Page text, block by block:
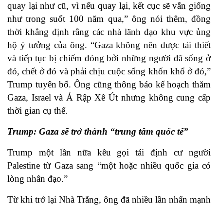
quay lại như cũ, vì nếu quay lại, kết cục sẽ vẫn giống
như trong suốt 100 năm qua,” ông nói thêm, đồng
thời khẳng định rằng các nhà lãnh đạo khu vực ủng
hộ ý tưởng của ông. “Gaza không nên được tái thiết
và tiếp tục bị chiếm đóng bởi những người đã sống ở
đó, chết ở đó và phải chịu cuộc sống khốn khổ ở đó,”
Trump tuyên bố. Ông cũng thông báo kế hoạch thăm
Gaza, Israel và Ả Rập Xê Út nhưng không cung cấp
thời gian cụ thể.
Trump: Gaza sẽ trở thành “trung tâm quốc tế”
Trump một lần nữa kêu gọi tái định cư người
Palestine từ Gaza sang “một hoặc nhiều quốc gia có
lòng nhân đạo.”
Từ khi trở lại Nhà Trắng, ông đã nhiều lần nhấn mạnh